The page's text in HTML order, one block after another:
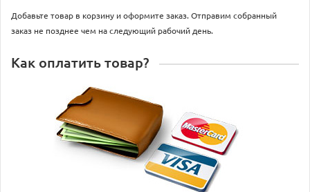
Добавьте товар в корзину и оформите заказ. Отправим собранный
заказ не позднее чем на следующий рабочий день.
Как оплатить товар?